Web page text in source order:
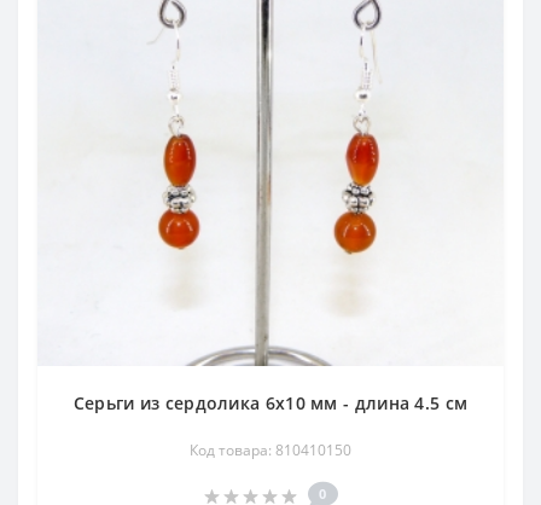
Серьги из сердолика 6х10 мм - длина 4.5 см
Код товара: 810410150
0